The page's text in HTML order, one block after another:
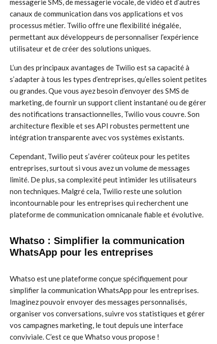
messagerie SMS, de messagerie vocale, de vidéo et d’autres
canaux de communication dans vos applications et vos
processus métier. Twilio offre une flexibilité inégalée,
permettant aux développeurs de personnaliser l’expérience
utilisateur et de créer des solutions uniques.
L’un des principaux avantages de Twilio est sa capacité à
s’adapter à tous les types d’entreprises, qu’elles soient petites
ou grandes. Que vous ayez besoin d’envoyer des SMS de
marketing, de fournir un support client instantané ou de gérer
des notifications transactionnelles, Twilio vous couvre. Son
architecture flexible et ses API robustes permettent une
intégration transparente avec vos systèmes existants.
Cependant, Twilio peut s’avérer coûteux pour les petites
entreprises, surtout si vous avez un volume de messages
limité. De plus, sa complexité peut intimider les utilisateurs
non techniques. Malgré cela, Twilio reste une solution
incontournable pour les entreprises qui recherchent une
plateforme de communication omnicanale fiable et évolutive.
Whatso : Simplifier la communication
WhatsApp pour les entreprises
Whatso est une plateforme conçue spécifiquement pour
simplifier la communication WhatsApp pour les entreprises.
Imaginez pouvoir envoyer des messages personnalisés,
organiser vos conversations, suivre vos statistiques et gérer
vos campagnes marketing, le tout depuis une interface
conviviale. C’est ce que Whatso vous propose !